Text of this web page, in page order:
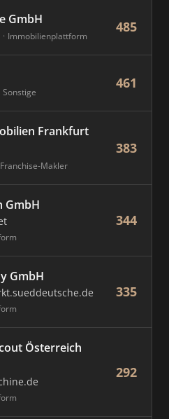
GmbH
Immobilienplattform
485
Sonstige
461
Frankfurt
Franchise-Makler
383
GmbH
344
GmbH
335
Österreich
292